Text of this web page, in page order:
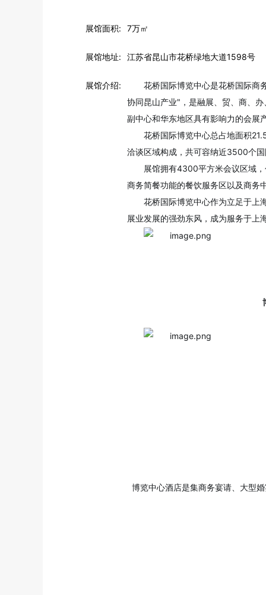
展馆面积: 7万㎡
展馆地址: 江苏省昆山市花桥绿地大道1598号
展馆介绍:
花桥国际博览中心是花桥国际商
协同昆山产业"，是融展、贸、商、
副中心和华东地区具有影响力的会展
花桥国际博览中心总占地面积
洽谈区域构成，共可容纳近3500个
展馆拥有4300平方米会议区域
商务简餐功能的餐饮服务区以及商务
花桥国际博览中心作为立足于上
展业发展的强劲东风，成为服务于上
博览中心酒店是集商务宴请、大型